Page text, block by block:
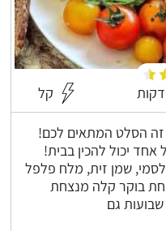
קל
זה הסלט המתאים לכם!
יכול להכין בבית!
שמן זית, מלח פלפל
בוקר קלה מנצחת
גם